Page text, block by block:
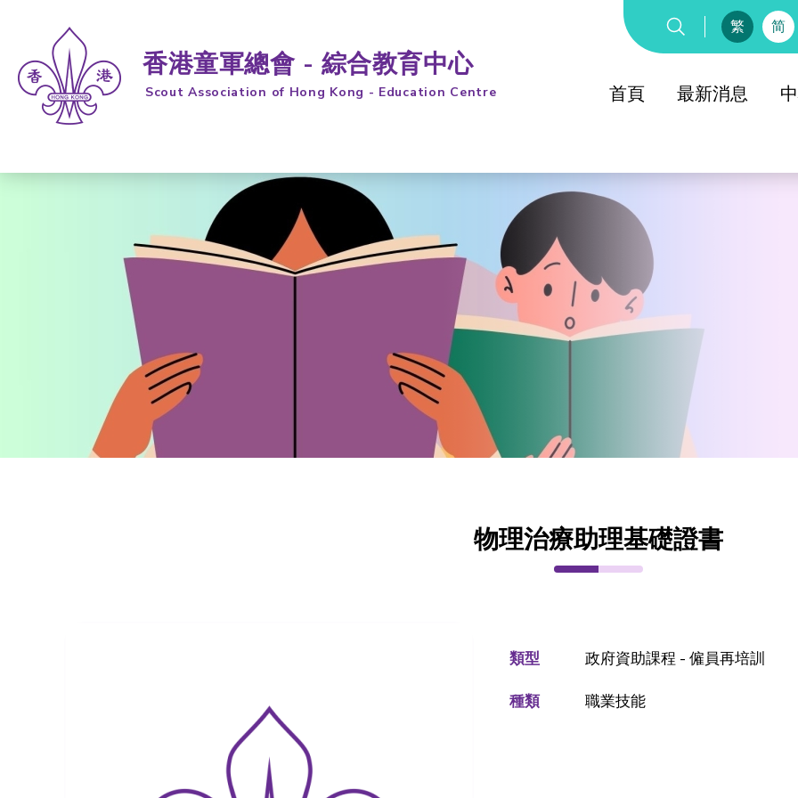
香港童軍總會 - 綜合教育中心
Scout Association of Hong Kong - Education Centre
跳到內容 (按輸入鍵)
繁 简
首頁 最新消息
物理治療助理基礎證書
類型 政府資助課程 - 僱員再培訓
種類 職業技能